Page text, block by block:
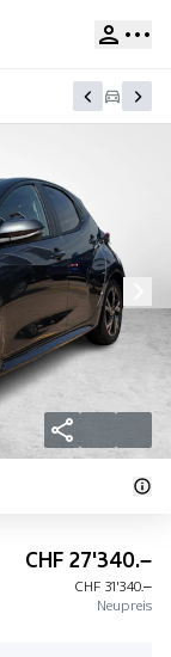
CHF 27'340.–
CHF 31'340.–
Neupreis